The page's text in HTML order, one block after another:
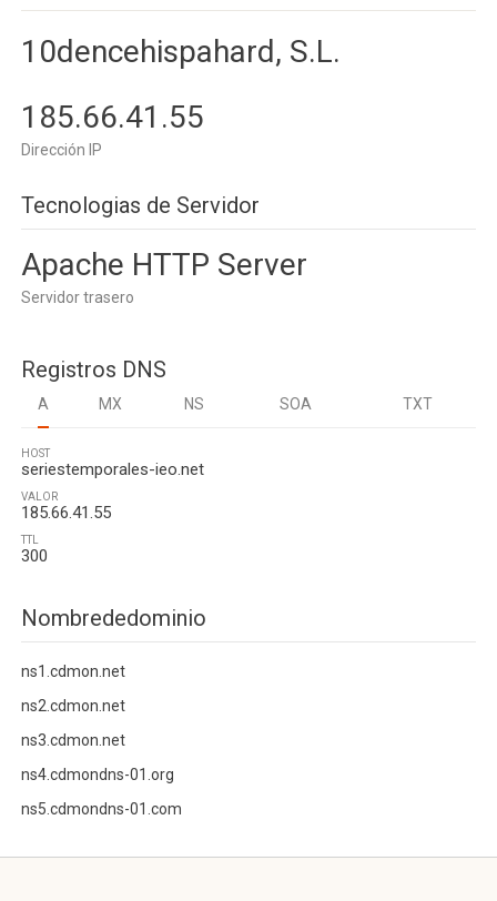
10dencehispahard, S.L.
185.66.41.55
Dirección IP
Tecnologias de Servidor
Apache HTTP Server
Servidor trasero
Registros DNS
A MX NS SOA TXT
HOST
seriestemporales-ieo.net
VALOR
185.66.41.55
TTL
300
Nombrededominio
ns1.cdmon.net
ns2.cdmon.net
ns3.cdmon.net
ns4.cdmondns-01.org
ns5.cdmondns-01.com